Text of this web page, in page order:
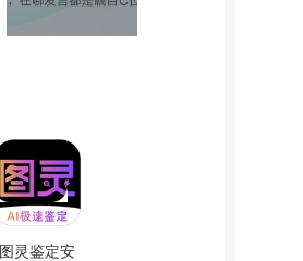
图灵鉴定安